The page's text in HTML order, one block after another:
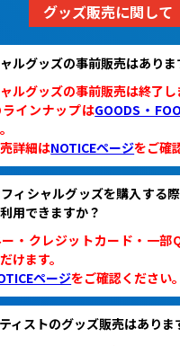
グッズ販売に関して
ルグッズの事前販売はありま
ルグッズの事前販売は終了し
インナップはGOODS・
詳細はNOTICEページをご確
ィシャルグッズを購入する
用できますか？
・クレジットカード・一部
けます。
ページをご確認ください。
ィストのグッズ販売はありま